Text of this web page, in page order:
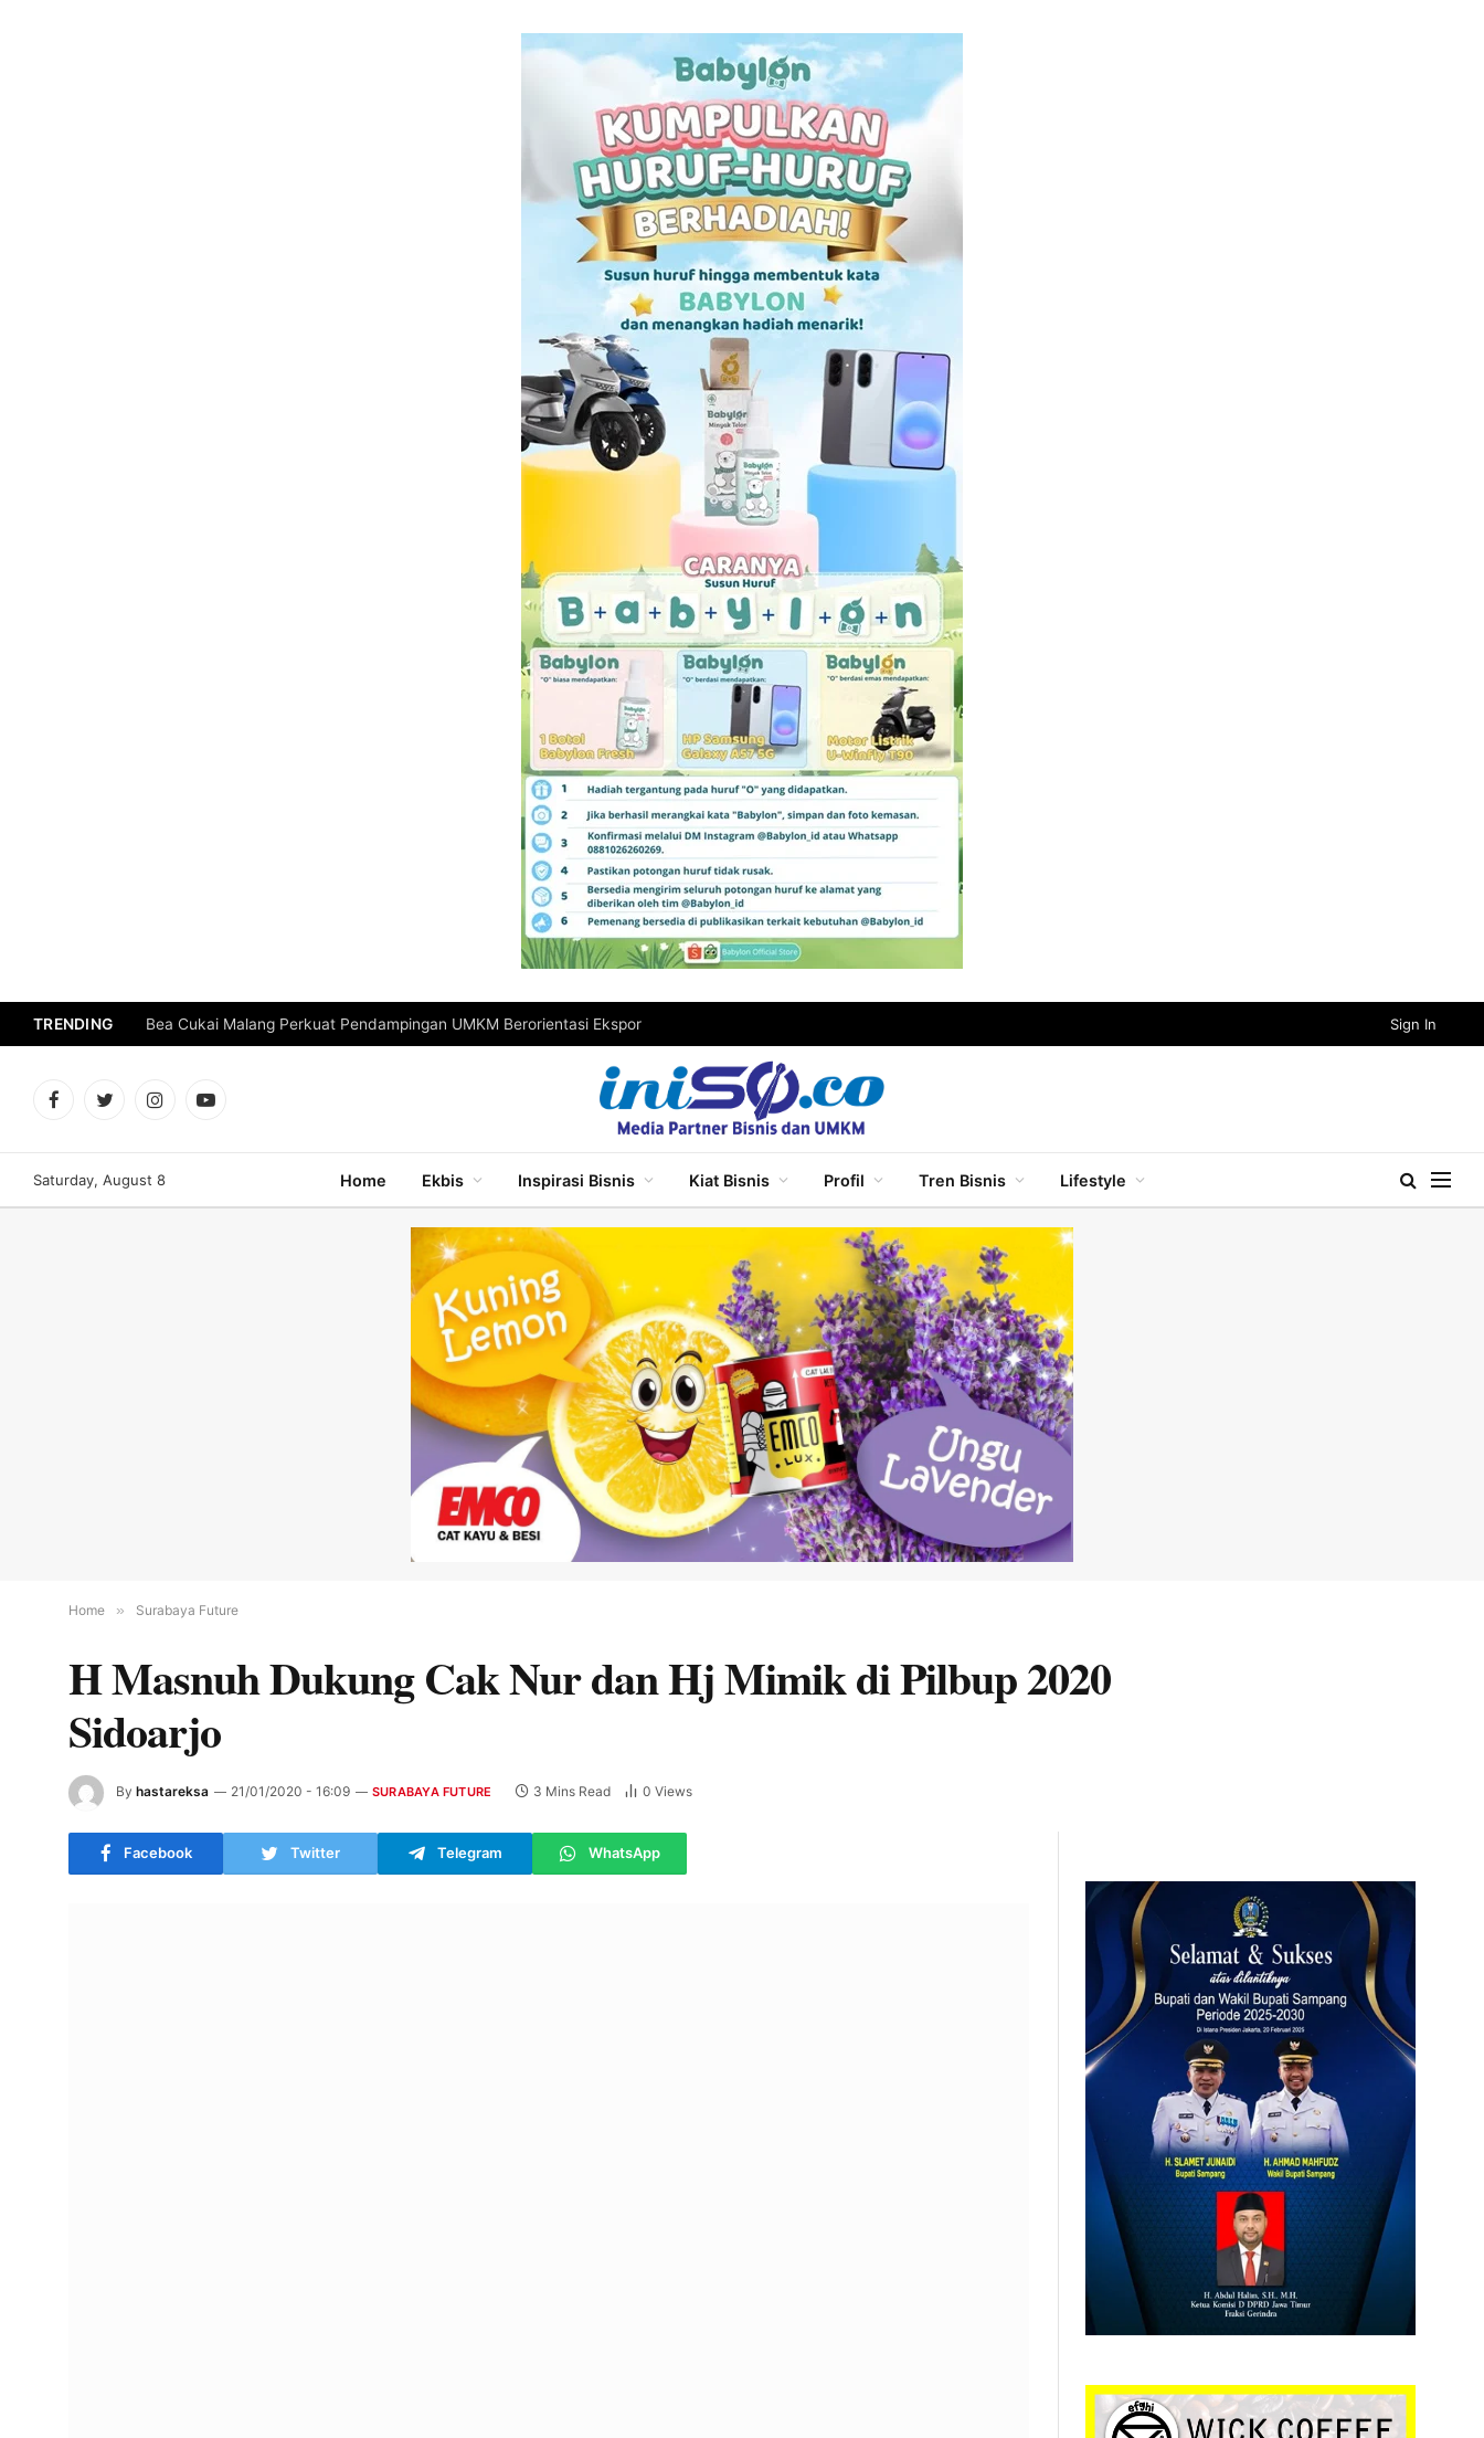
TRENDING Bea Cukai Malang Perkuat Pendampingan UMKM Berorientasi Ekspor Sign In
FacebookTwitterInstagramYouTube
Saturday, August 8 Home Ekbis Inspirasi Bisnis Kiat Bisnis Profil Tren Bisnis Lifestyle
Home » Surabaya Future
H Masnuh Dukung Cak Nur dan Hj Mimik di Pilbup 2020
Sidoarjo
By hastareksa 21/01/2020 - 16:09 SURABAYA FUTURE 3 Mins Read 0Views
Facebook Twitter Telegram WhatsApp